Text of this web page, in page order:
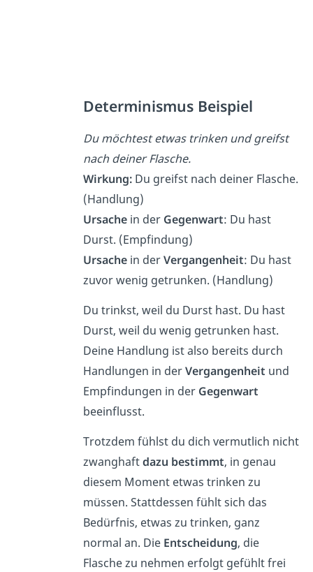
Determinismus Beispiel
Du möchtest etwas trinken und greifst
nach deiner Flasche.
Wirkung:Du greifst nach deiner Flasche.
(Handlung)
Ursachein der Gegenwart: Du hast
Durst. (Empfindung)
Ursachein derVergangenheit: Du hast
zuvor wenig getrunken. (Handlung)
Du trinkst, weil du Durst hast. Du hast
Durst, weil du wenig getrunken hast.
Deine Handlung ist also bereits durch
Handlungen in derVergangenheit und
Empfindungen in der Gegenwart
beeinflusst.
Trotzdem fühlst du dich vermutlich nicht
zwanghaftdazu bestimmt, in genau
diesem Moment etwas trinken zu
müssen. Stattdessen fühlt sich das
Bedürfnis, etwas zu trinken, ganz
normal an. Die Entscheidung, die
Flasche zu nehmen erfolgt gefühlt frei